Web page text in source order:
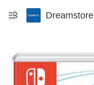
Dreamstore